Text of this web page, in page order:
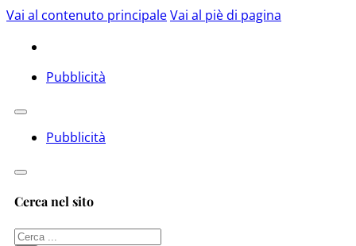
Vai al contenuto principaleVai al piè di pagina
Pubblicità
Pubblicità
Cerca nel sito
Cerca